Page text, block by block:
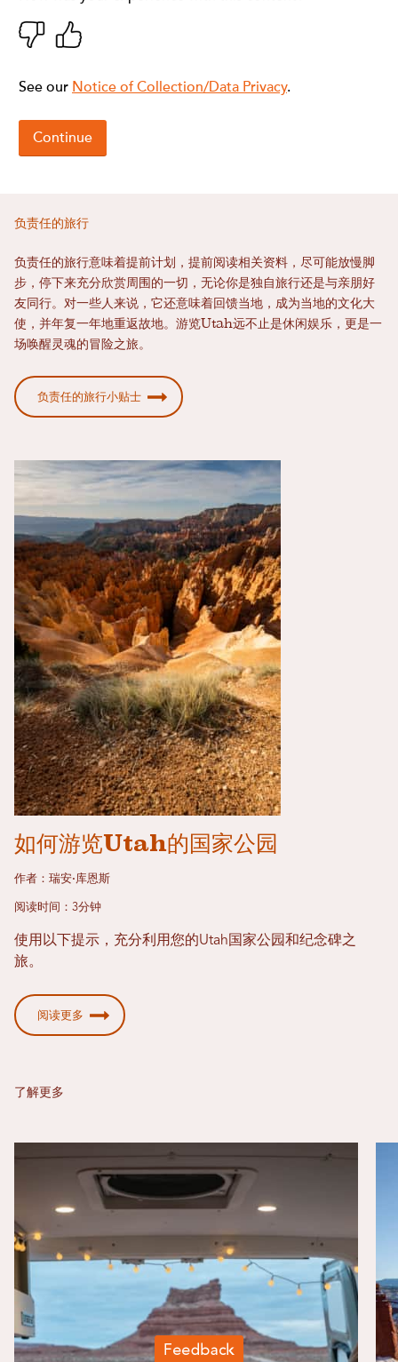
负责任的旅行
负责任的旅行意味着提前计划，提前阅读相关资料，尽可能放慢脚
步，停下来充分欣赏周围的一切，无论你是独自旅行还是与亲朋好
友同行。对一些人来说，它还意味着回馈当地，成为当地的文化大
使，并年复一年地重返故地。游览Utah远不止是休闲娱乐，更是一
场唤醒灵魂的冒险之旅。
负责任的旅行小贴士
如何游览Utah的国家公园
作者：瑞安·库恩斯
阅读时间：3分钟
使用以下提示，充分利用您的Utah国家公园和纪念碑之
旅。
阅读更多
了解更多